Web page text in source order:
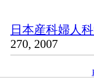
日本産科婦人
270, 2007